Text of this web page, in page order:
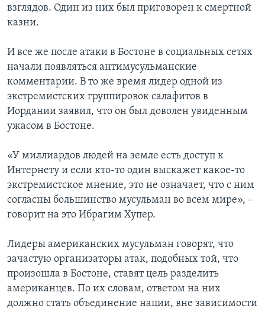
взглядов. Один из них был приговорен к смертной
казни.
И все же после атаки в Бостоне в социальных сетях
начали появляться антимусульманские
комментарии. В то же время лидер одной из
экстремистских группировок салафитов в
Иордании заявил, что он был доволен увиденным
ужасом в Бостоне.
«У миллиардов людей на земле есть доступ к
Интернету и если кто-то один выскажет какое-то
экстремистское мнение, это не означает, что с ним
согласны большинство мусульман во всем мире», –
говорит на это Ибрагим Хупер.
Лидеры американских мусульман говорят, что
зачастую организаторы атак, подобных той, что
произошла в Бостоне, ставят цель разделить
американцев. По их словам, ответом на них
должно стать объединение нации, вне зависимости